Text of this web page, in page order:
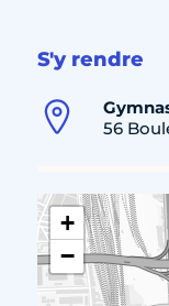
S'y rendre
56
+
−